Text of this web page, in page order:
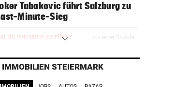
Tabakovic führt Salzburg zu
Minute-Sieg
GETÖTET vor einer Stunde
Krieg
ZUM SPIEL
IMMOBILIEN STEIERMARK